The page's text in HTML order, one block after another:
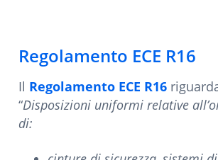
Regolamento ECE R16
Il Regolamento ECE R16
“Disposizioni uniformi relative
di: